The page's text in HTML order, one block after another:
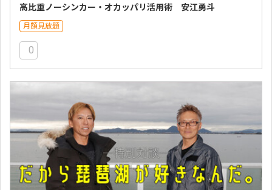
高比重ノーシンカー・オカッパリ活用術 安江勇斗
月額見放題
0